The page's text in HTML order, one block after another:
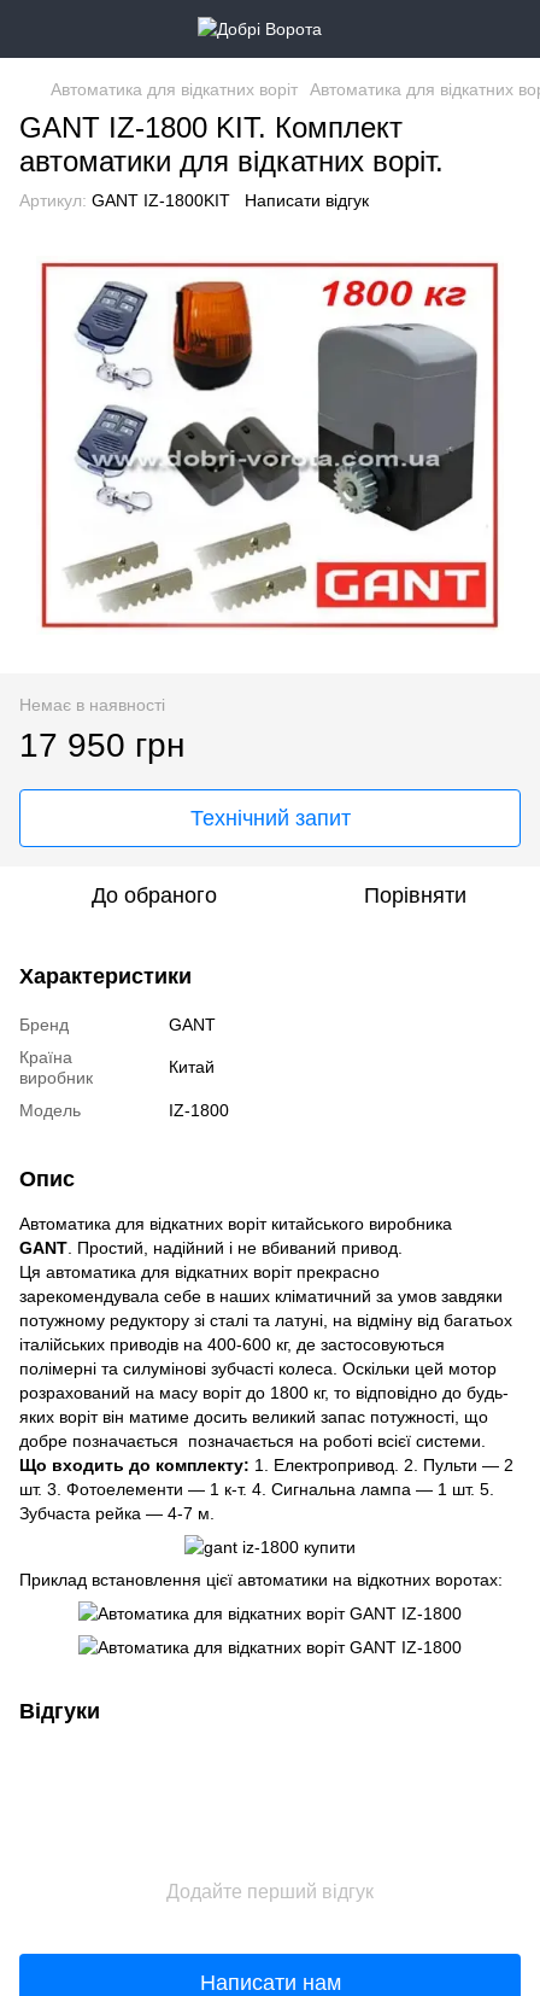
Автоматика для відкатних воріт Автоматика для відкатних
GANT IZ-1800 KIT. Комплект
автоматики для відкатних воріт.
Артикул: GANT IZ-1800KIT Написати відгук
Немає в наявності
17 950 грн
Технічний запит
До обраного Порівняти
Характеристики
Бренд
GANT
Країна
виробник
Китай
Модель IZ-1800
Опис
Автоматика для відкатних воріт китайського виробника
GANT . Простий, надійний і не вбиваний привод.
Ця автоматика для відкатних воріт прекрасно
зарекомендувала себе в наших кліматичний за умов завдяки
потужному редуктору зі сталі та латуні, на відміну від багатьох
італійських приводів на 400-600 кг, де застосовуються
полімерні та силумінові зубчасті колеса. Оскільки цей мотор
розрахований на масу воріт до 1800 кг, то відповідно до будь-
яких воріт він матиме досить великий запас потужності, що
добре позначається позначається на роботі всієї системи.
Що входить до комплекту: 1. Електропривод. 2. Пульти — 2
шт. 3. Фотоелементи — 1 к-т. 4. Сигнальна лампа — 1 шт. 5.
Зубчаста рейка — 4-7 м.
Приклад встановлення цієї автоматики на відкотних воротах:
Відгуки
Додайте перший відгук
Написати нам